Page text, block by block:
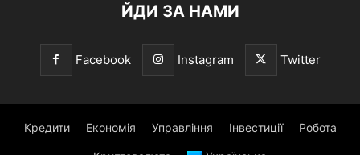
ЙДИ ЗА НАМИ
Facebook Instagram Twitter
Кредити Економія Управління Інвестиції Робота